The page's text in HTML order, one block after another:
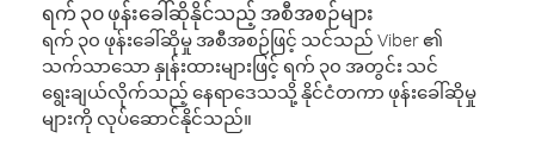
ရက် ၃၀ ဖုန်းခေါ်ဆိုနိုင်သည့် အစီအစဉ်များ
ရက် ၃၀ ဖုန်းခေါ်ဆိုမှု အစီအစဉ်ဖြင့် သင်သည် Viber ၏
သက်သာသော နှုန်းထားများဖြင့် ရက် ၃၀ အတွင်း သင်
ရွေးချယ်လိုက်သည့် နေရာဒေသသို့ နိုင်ငံတကာ ဖုန်းခေါ်ဆိုမှု
များကို လုပ်ဆောင်နိုင်သည်။